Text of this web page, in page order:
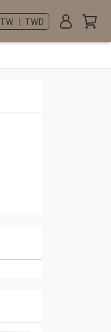
TW ｜ TWD